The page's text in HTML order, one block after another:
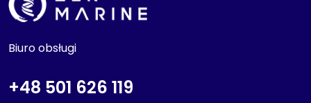
Biuro obsługi
+48 501 626 119